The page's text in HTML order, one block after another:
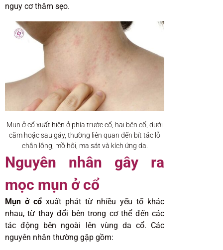
nguy cơ thâm sẹo.
Mụn ở cổ xuất hiện ở phía trước cổ, hai bên cổ, dưới
cằm hoặc sau gáy, thường liên quan đến bít tắc lỗ
chân lông, mồ hôi, ma sát và kích ứng da.
Nguyên nhân gây ra
mọc mụn ở cổ
Mụn ở cổ xuất phát từ nhiều yếu tố khác
nhau, từ thay đổi bên trong cơ thể đến các
tác động bên ngoài lên vùng da cổ. Các
nguyên nhân thường gặp gồm: